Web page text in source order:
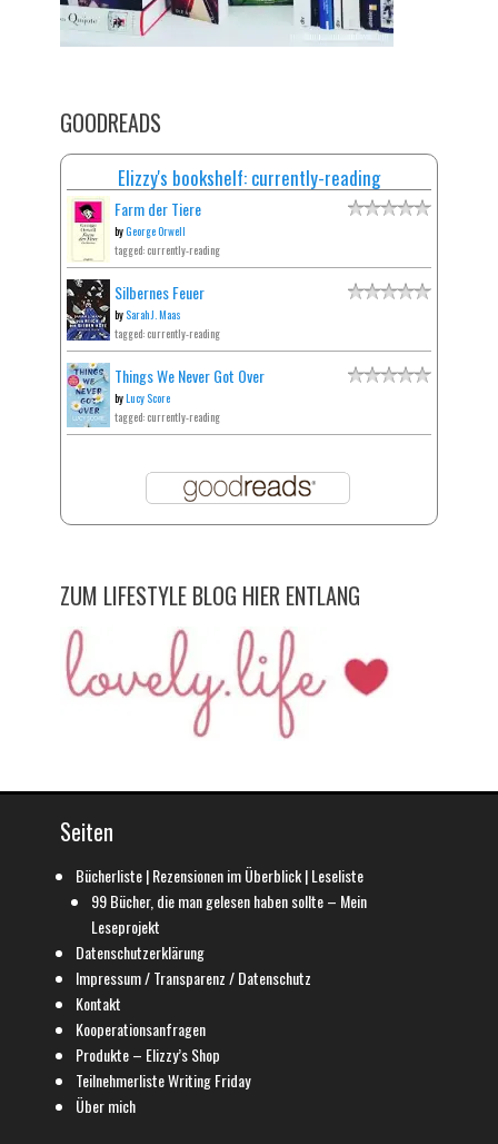
GOODREADS
Elizzy's bookshelf: currently-reading
Farm der Tiere
byGeorge Orwell
tagged: currently-reading
Silbernes Feuer
by Sarah J. Maas
tagged: currently-reading
Things We Never Got Over
byLucy Score
tagged: currently-reading
ZUM LIFESTYLE BLOG HIER ENTLANG
Seiten
Bücherliste | Rezensionen im Überblick | Leseliste
99 Bücher, die man gelesen haben sollte – Mein
Leseprojekt
Datenschutzerklärung
Impressum / Transparenz / Datenschutz
Kontakt
Kooperationsanfragen
Produkte – Elizzy’s Shop
Teilnehmerliste Writing Friday
Über mich